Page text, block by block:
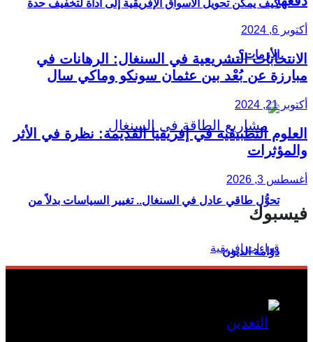
كيف يمكن تحويل الأسواق الإفريقية إلى أداة لتخفيف حدة
الأزمات؟
تحوُّل طاقي عادل في السنغال.. تغيير السياسات بدلاً من
دوّامة الديون
أكتوبر 6, 2024
الانتخابات التشريعية في السنغال: الرهانات في
مبارزة عن بُعْد بين عثمان سونكو وماكي سال
أكتوبر 21, 2024
العلوم التطبيقية في إفريقيا القديمة: نظرة في الأثر
والمؤثرات
أغسطس 3, 2026
فيسبوك